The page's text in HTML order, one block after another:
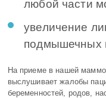
любой части
увеличение
подмышечных
На приеме в нашей
выслушивает жалобы
беременностей, родов,